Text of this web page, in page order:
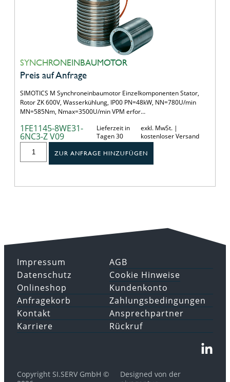
SYNCHRONEINBAUMOTOR
Preis auf Anfrage
SIMOTICS M Synchroneinbaumotor Einzelkomponenten Stator,
Rotor ZK 600V, Wasserkühlung, IP00 PN=48kW, NN=780U/min
MN=585Nm, Nmax=3500U/min VPM erfor…
1FE1145-8WE31-
6NC3-Z V09
Lieferzeit in
Tagen 30
exkl. MwSt. |
kostenloser Versand
ZUR ANFRAGE HINZUFÜGEN
Impressum
Datenschutz
AGB
Cookie Hinweise
Onlineshop
Anfragekorb
Kundenkonto
Zahlungsbedingungen
Kontakt
Karriere
Ansprechpartner
Rückruf
Copyright SI.SERV GmbH ©
Designed von der